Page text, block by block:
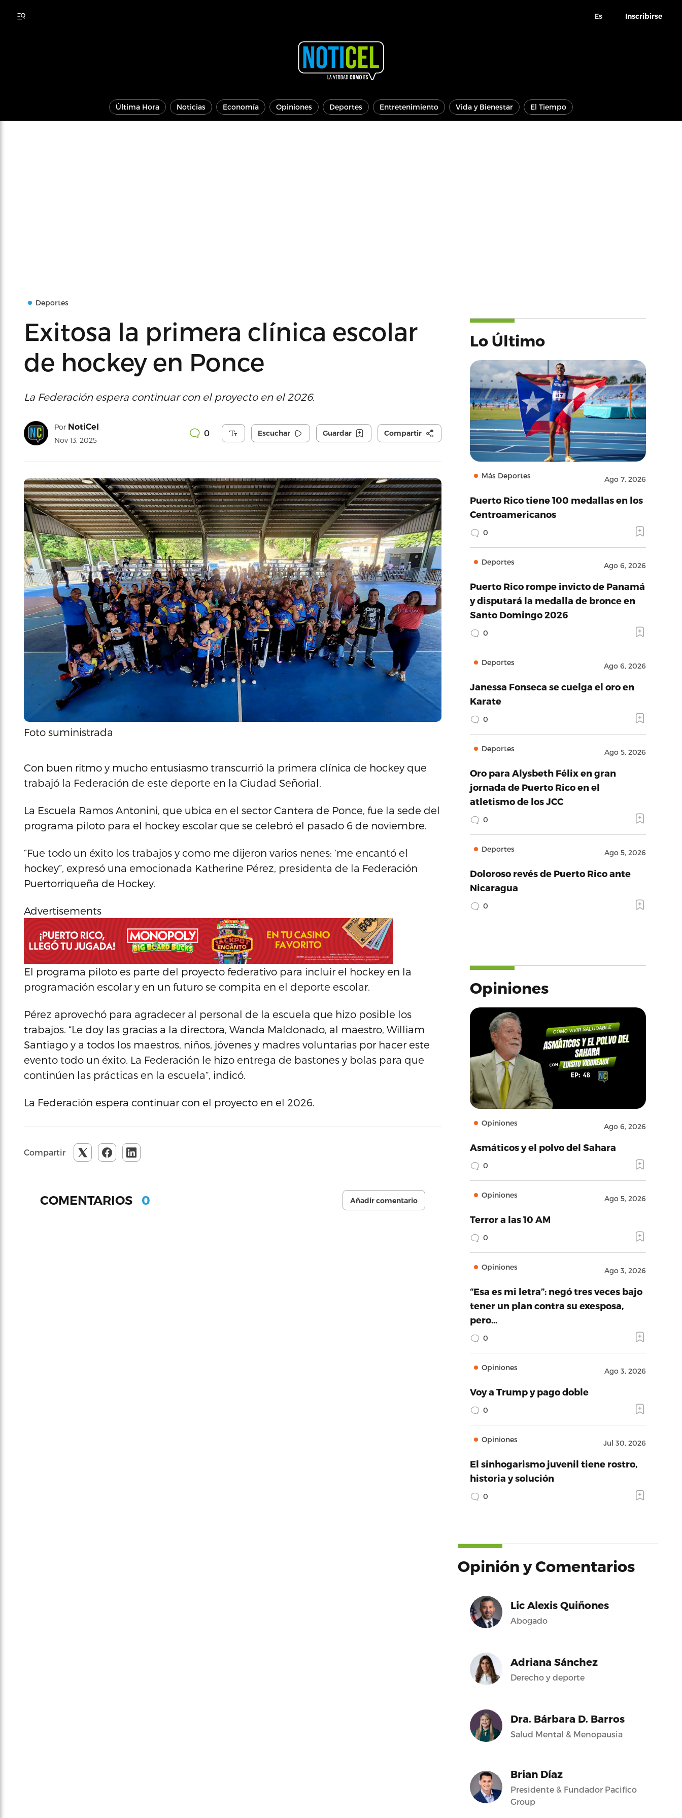
Es Inscribirse
Última Hora Noticias Economía Opiniones Deportes Entretenimiento Vida y Bienestar El Tiempo
Deportes
Exitosa la primera clínica escolar
de hockey en Ponce
La Federación espera continuar con el proyecto en el 2026.
Por NotiCel
Nov 13, 2025
0 Escuchar Guardar Compartir
Foto suministrada
Con buen ritmo y mucho entusiasmo transcurrió la primera clínica de hockey que
trabajó la Federación de este deporte en la Ciudad Señorial.
La Escuela Ramos Antonini, que ubica en el sector Cantera de Ponce, fue la sede del
programa piloto para el hockey escolar que se celebró el pasado 6 de noviembre.
“Fue todo un éxito los trabajos y como me dijeron varios nenes: ‘me encantó el
hockey”, expresó una emocionada Katherine Pérez, presidenta de la Federación
Puertorriqueña de Hockey.
Advertisements
El programa piloto es parte del proyecto federativo para incluir el hockey en la
programación escolar y en un futuro se compita en el deporte escolar.
Pérez aprovechó para agradecer al personal de la escuela que hizo posible los
trabajos. “Le doy las gracias a la directora, Wanda Maldonado, al maestro, William
Santiago y a todos los maestros, niños, jóvenes y madres voluntarias por hacer este
evento todo un éxito. La Federación le hizo entrega de bastones y bolas para que
continúen las prácticas en la escuela”, indicó.
La Federación espera continuar con el proyecto en el 2026.
Compartir
COMENTARIOS 0 Añadir comentario
Lo Último
Más Deportes Ago 7, 2026
Puerto Rico tiene 100 medallas en los
Centroamericanos
0
Deportes Ago 6, 2026
Puerto Rico rompe invicto de Panamá
y disputará la medalla de bronce en
Santo Domingo 2026
0
Deportes Ago 6, 2026
Janessa Fonseca se cuelga el oro en
Karate
0
Deportes Ago 5, 2026
Oro para Alysbeth Félix en gran
jornada de Puerto Rico en el
atletismo de los JCC
0
Deportes Ago 5, 2026
Doloroso revés de Puerto Rico ante
Nicaragua
0
Opiniones
Opiniones Ago 6, 2026
Asmáticos y el polvo del Sahara
0
Opiniones Ago 5, 2026
Terror a las 10 AM
0
Opiniones Ago 3, 2026
“Esa es mi letra”: negó tres veces bajo
tener un plan contra su exesposa,
pero…
0
Opiniones Ago 3, 2026
Voy a Trump y pago doble
0
Opiniones Jul 30, 2026
El sinhogarismo juvenil tiene rostro,
historia y solución
0
Opinión y Comentarios
Lic Alexis Quiñones
Abogado
Adriana Sánchez
Derecho y deporte
Dra. Bárbara D. Barros
Salud Mental & Menopausia
Brian Díaz
Presidente & Fundador Pacifico
Group